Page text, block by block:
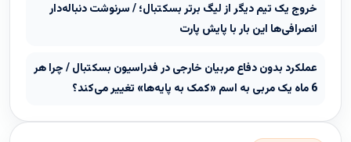
خروج یک تیم دیگر از لیگ برتر بسکتبال؛ / سرنوشت دنباله‌دار
انصرافی‌ها این بار با پایش پارت
عملکرد بدون دفاع مربیان خارجی در فدراسیون بسکتبال / چرا هر
6 ماه یک مربی به اسم «کمک به پایه‌ها» تغییر می‌کند؟